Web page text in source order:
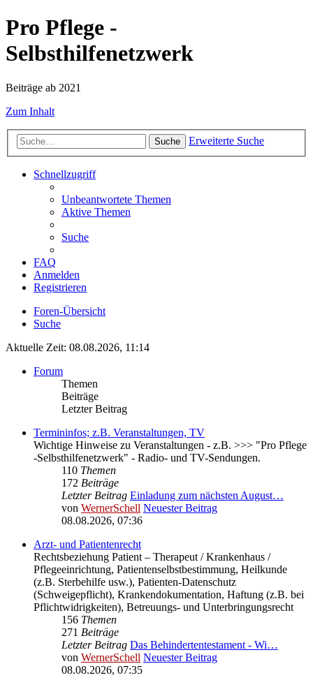
Pro Pflege -
Selbsthilfenetzwerk
Beiträge ab 2021
Zum Inhalt
Suche Erweiterte Suche
Schnellzugriff
Unbeantwortete Themen
Aktive Themen
Suche
FAQ
Anmelden
Registrieren
Foren-Übersicht
Suche
Aktuelle Zeit: 08.08.2026, 11:14
Forum
Themen
Beiträge
Letzter Beitrag
Termininfos; z.B. Veranstaltungen, TV
Wichtige Hinweise zu Veranstaltungen - z.B. >>> "Pro Pflege
-Selbsthilfenetzwerk" - Radio- und TV-Sendungen.
110 Themen
172 Beiträge
Letzter Beitrag Einladung zum nächsten August…
von WernerSchell Neuester Beitrag
08.08.2026, 07:36
Arzt- und Patientenrecht
Rechtsbeziehung Patient – Therapeut / Krankenhaus /
Pflegeeinrichtung, Patientenselbstbestimmung, Heilkunde
(z.B. Sterbehilfe usw.), Patienten-Datenschutz
(Schweigepflicht), Krankendokumentation, Haftung (z.B. bei
Pflichtwidrigkeiten), Betreuungs- und Unterbringungsrecht
156 Themen
271 Beiträge
Letzter Beitrag Das Behindertentestament - Wi…
von WernerSchell Neuester Beitrag
08.08.2026, 07:35